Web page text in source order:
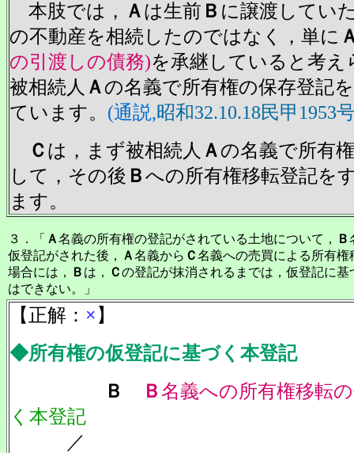
本肢では， Ａは生前 Ｂ に譲渡してい
の不動産を相続したのではなく，単に
の引渡しの債務)を承継していると考え
被相続人 Ａの名義で所有権の保存登記
ています。 (通説,昭和32.10.18民甲1953
Ｃは，まず被相続人 Ａの名義で所有
して，その後 Ｂへの所有権移転登記を
ます。
３．「 Ａ名義の所有権の登記がされている土地について， Ｂ
仮登記がされた後，
Ａ名義から Ｃ名義への売買による所有
場合には，
Ｂ は， Ｃの登記が抹消されるまでは，仮登記に
はできない。」
【正解： × 】
◆所有権の仮登記に基づく本登記
Ｂ
Ｂ名義への所有権移転
く本登記
／